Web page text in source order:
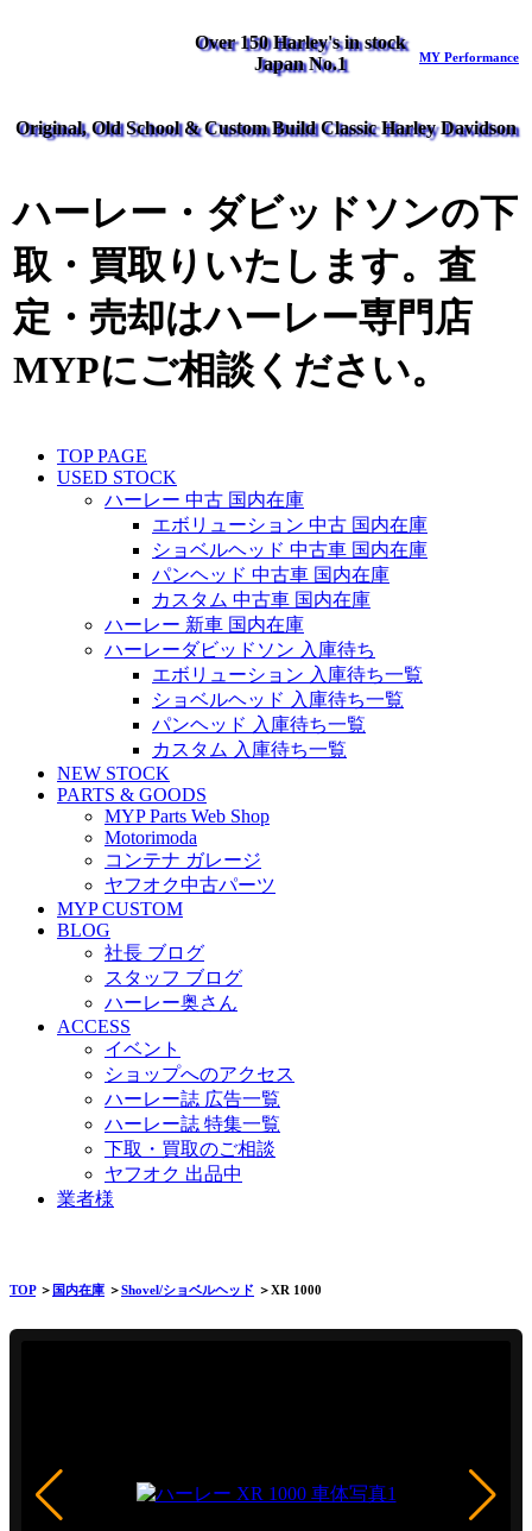
Over 150 Harley's in stock
Japan No.1
MY Performance
Original, Old School & Custom Build Classic Harley Davidson
ハーレー・ダビッドソンの下
取・買取りいたします。査
定・売却はハーレー専門店
MYPにご相談ください。
TOP PAGE
USED STOCK
ハーレー 中古 国内在庫
エボリューション 中古 国内在庫
ショベルヘッド 中古車 国内在庫
パンヘッド 中古車 国内在庫
カスタム 中古車 国内在庫
ハーレー 新車 国内在庫
ハーレーダビッドソン 入庫待ち
エボリューション 入庫待ち一覧
ショベルヘッド 入庫待ち一覧
パンヘッド 入庫待ち一覧
カスタム 入庫待ち一覧
NEW STOCK
PARTS & GOODS
MYP Parts Web Shop
Motorimoda
コンテナ ガレージ
ヤフオク中古パーツ
MYP CUSTOM
BLOG
社長 ブログ
スタッフ ブログ
ハーレー奥さん
ACCESS
イベント
ショップへのアクセス
ハーレー誌 広告一覧
ハーレー誌 特集一覧
下取・買取のご相談
ヤフオク 出品中
業者様
TOP＞ 国内在庫 ＞Shovel/ショベルヘッド ＞XR 1000